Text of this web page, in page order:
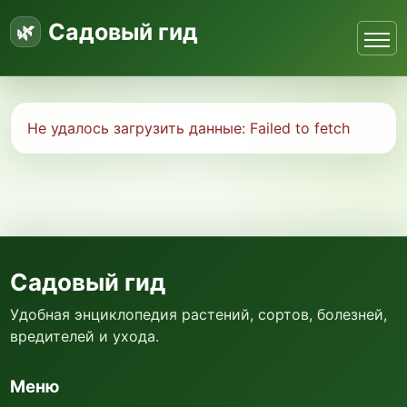
Садовый гид
Не удалось загрузить данные: Failed to fetch
Садовый гид
Удобная энциклопедия растений, сортов, болезней,
вредителей и ухода.
Меню